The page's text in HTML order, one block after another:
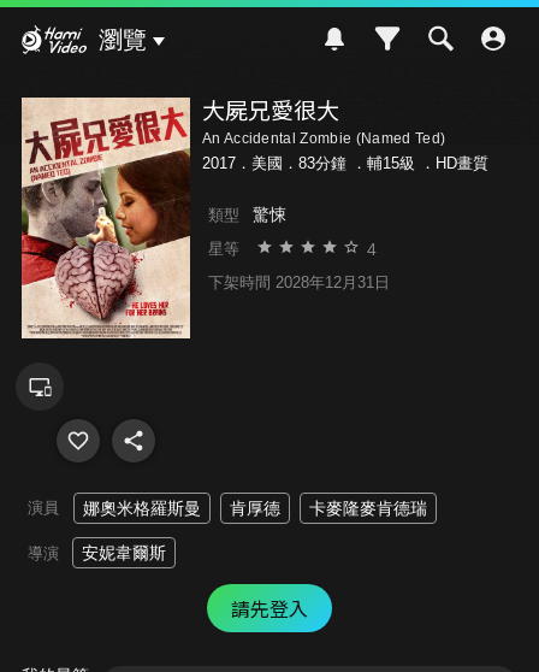
瀏覽
大屍兄愛很大
An Accidental Zombie (Named Ted)
2017．美國．83分鐘 ． 輔15級 ．HD畫質
類型 驚悚
星等 4
下架時間 2028年12月31日
演員 娜奧米格羅斯曼 肯厚德 卡麥隆麥肯德瑞
導演 安妮韋爾斯
請先登入